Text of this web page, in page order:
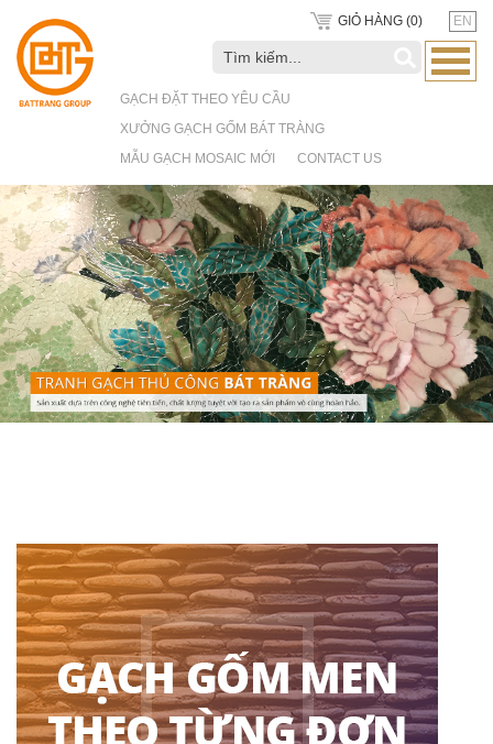
GIỎ HÀNG (0) EN
GẠCH ĐẶT THEO YÊU CẦU
XƯỞNG GẠCH GỐM BÁT TRÀNG
MẪU GẠCH MOSAIC MỚI
CONTACT US